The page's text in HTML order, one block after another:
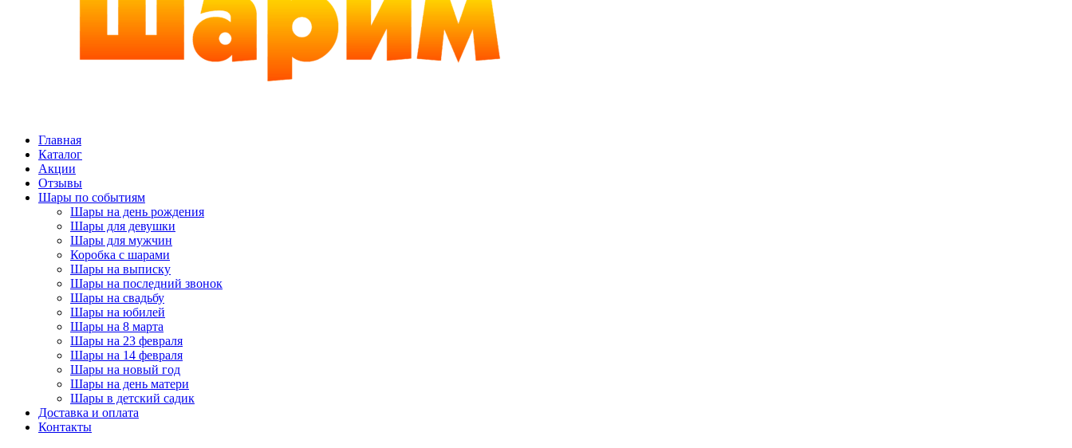
Главная
Каталог
Акции
Отзывы
Шары по событиям
Шары на день рождения
Шары для девушки
Шары для мужчин
Коробка с шарами
Шары на выписку
Шары на последний звонок
Шары на свадьбу
Шары на юбилей
Шары на 8 марта
Шары на 23 февраля
Шары на 14 февраля
Шары на новый год
Шары на день матери
Шары в детский садик
Доставка и оплата
Контакты